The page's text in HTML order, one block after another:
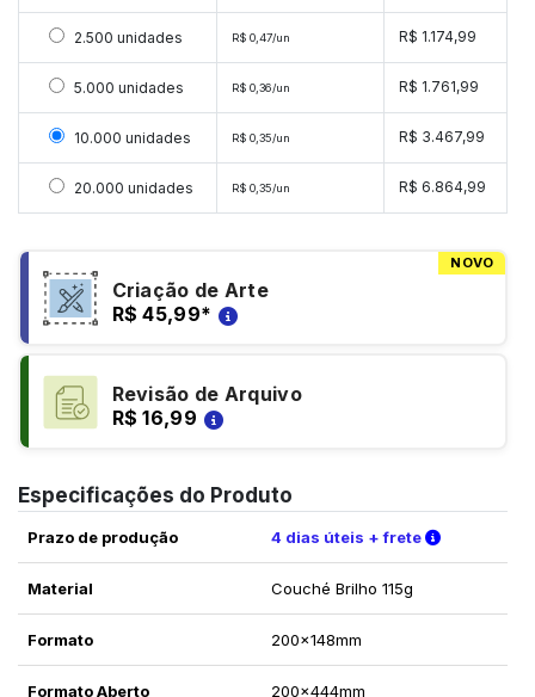
Selecionar 2500 unidades
2.500 unidades R$ 0,47/un R$ 1.174,99
Selecionar 5000 unidades
5.000 unidades R$ 0,36/un R$ 1.761,99
Selecionar 10000 unidades
10.000 unidades R$ 0,35/un R$ 3.467,99
Selecionar 20000 unidades
20.000 unidades R$ 0,35/un R$ 6.864,99
NOVO
Criação de Arte
R$ 45,99*
Revisão de Arquivo
R$ 16,99
Especificações do Produto
Prazo de produção 4 dias úteis + frete Verifique
Material Couché Brilho 115g
Formato 200x148mm
Formato Aberto 200x444mm